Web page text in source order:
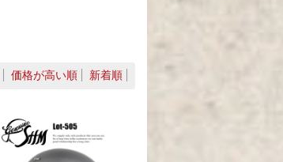
価格が高い順 新着順